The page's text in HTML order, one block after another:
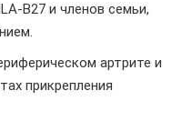
B27 и членов семьи,
артрите и
прикрепления